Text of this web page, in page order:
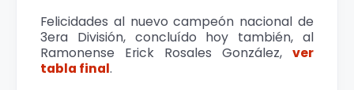
Felicidades al nuevo campeón nacional de
3era División, concluído hoy también, al
Ramonense Erick Rosales González, ver
tabla final.